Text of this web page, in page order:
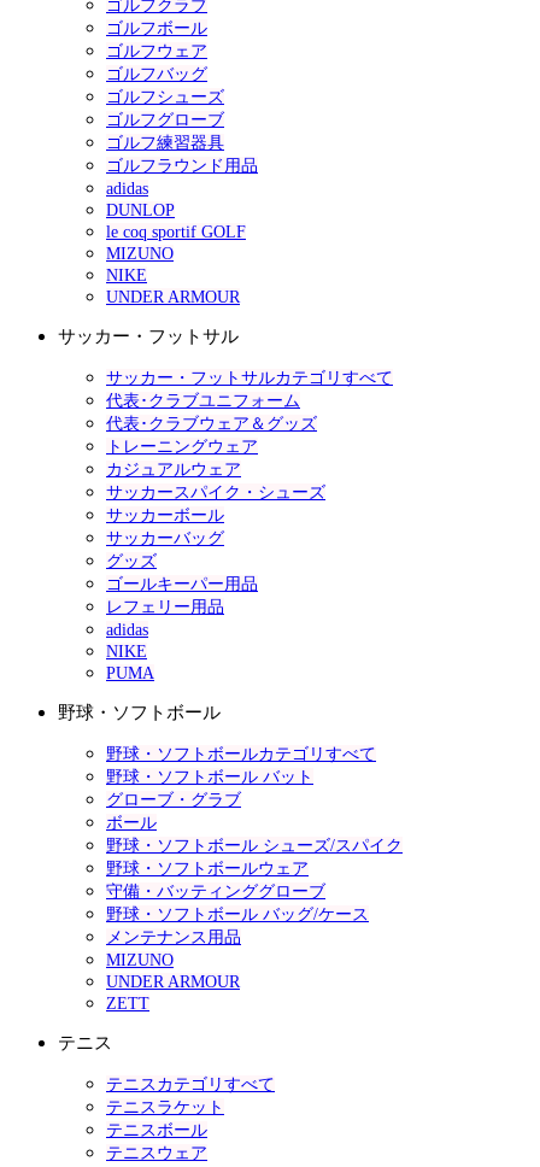
ゴルフクラブ
ゴルフボール
ゴルフウェア
ゴルフバッグ
ゴルフシューズ
ゴルフグローブ
ゴルフ練習器具
ゴルフラウンド用品
adidas
DUNLOP
le coq sportif GOLF
MIZUNO
NIKE
UNDER ARMOUR
サッカー・フットサル
サッカー・フットサルカテゴリすべて
代表･クラブユニフォーム
代表･クラブウェア＆グッズ
トレーニングウェア
カジュアルウェア
サッカースパイク・シューズ
サッカーボール
サッカーバッグ
グッズ
ゴールキーパー用品
レフェリー用品
adidas
NIKE
PUMA
野球・ソフトボール
野球・ソフトボールカテゴリすべて
野球・ソフトボール バット
グローブ・グラブ
ボール
野球・ソフトボール シューズ/スパイク
野球・ソフトボールウェア
守備・バッティンググローブ
野球・ソフトボール バッグ/ケース
メンテナンス用品
MIZUNO
UNDER ARMOUR
ZETT
テニス
テニスカテゴリすべて
テニスラケット
テニスボール
テニスウェア